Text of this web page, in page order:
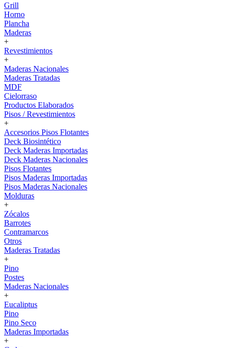
Grill
Horno
Plancha
Maderas
+
Revestimientos
+
Maderas Nacionales
Maderas Tratadas
MDF
Cielorraso
Productos Elaborados
Pisos / Revestimientos
+
Accesorios Pisos Flotantes
Deck Biosintético
Deck Maderas Importadas
Deck Maderas Nacionales
Pisos Flotantes
Pisos Maderas Importadas
Pisos Maderas Nacionales
Molduras
+
Zócalos
Barrotes
Contramarcos
Otros
Maderas Tratadas
+
Pino
Postes
Maderas Nacionales
+
Eucaliptus
Pino
Pino Seco
Maderas Importadas
+